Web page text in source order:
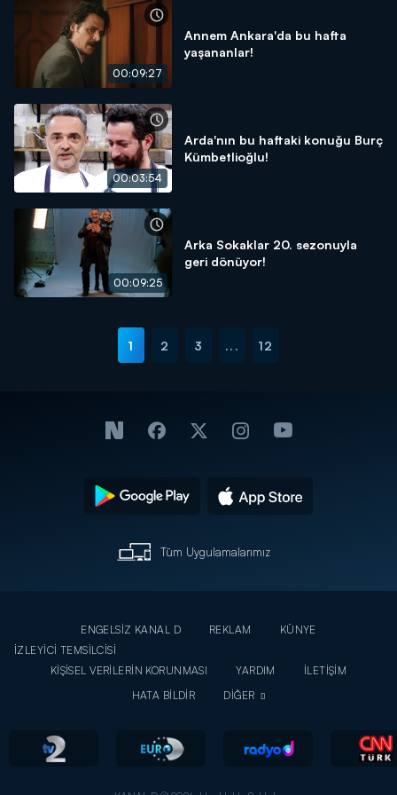
00:09:27
Annem Ankara'da bu hafta
yaşananlar!
00:03:54
Arda'nın bu haftaki konuğu Burç
Kümbetlioğlu!
00:09:25
Arka Sokaklar 20. sezonuyla
geri dönüyor!
1 2 3 ... 12
Tüm Uygulamalarımız
ENGELSİZ KANAL D REKLAM
KÜNYE
İZLEYİCİ TEMSİLCİSİ
KİŞİSEL VERİLERİN KORUNMASI
YARDIM
İLETİŞİM
HATA BİLDİR
DİĞER